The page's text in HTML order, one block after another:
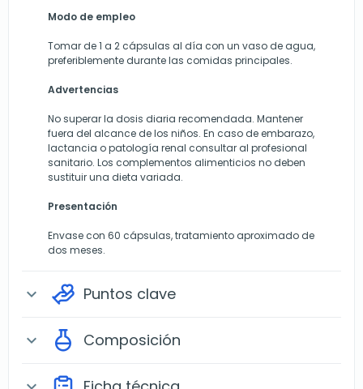
Modo de empleo
Tomar de 1 a 2 cápsulas al día con un vaso de agua,
preferiblemente durante las comidas principales.
Advertencias
No superar la dosis diaria recomendada. Mantener
fuera del alcance de los niños. En caso de embarazo,
lactancia o patología renal consultar al profesional
sanitario. Los complementos alimenticios no deben
sustituir una dieta variada.
Presentación
Envase con 60 cápsulas, tratamiento aproximado de
dos meses.
expand_more Puntos clave
expand_more Composición